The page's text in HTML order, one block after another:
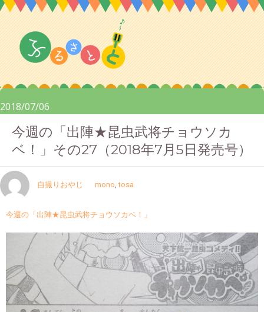
2018/07/06
今週の「出陣★昆虫武将チョウソカ
ベ！」その27（2018年7月5日発売号）
自撮りおやじ mono,tosa
今週の「出陣★昆虫武将チョウソカベ！」